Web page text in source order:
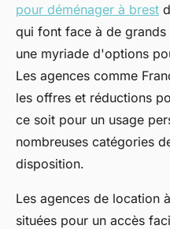
pour déménager à brest
qui font face à de
une myriade d'options
Les agences comme
les offres et réductions
ce soit pour un usage
nombreuses catégories
disposition.
Les agences de location
situées pour un accès